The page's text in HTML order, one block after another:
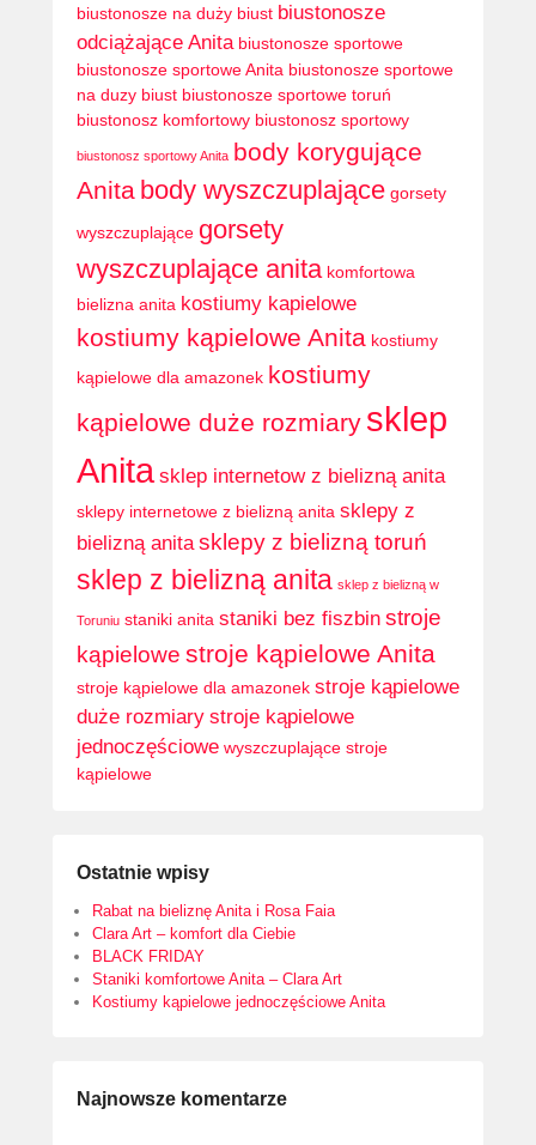
biustonosze na duży biust biustonosze
odciążające Anita biustonosze sportowe
biustonosze sportowe Anita biustonosze sportowe
na duzy biust biustonosze sportowe toruń
biustonosz komfortowy biustonosz sportowy
biustonosz sportowy Anita body korygujące
Anita body wyszczuplające gorsety
wyszczuplające gorsety
wyszczuplające anita komfortowa
bielizna anita kostiumy kapielowe
kostiumy kąpielowe Anita kostiumy
kąpielowe dla amazonek kostiumy
kąpielowe duże rozmiary sklep
Anita sklep internetow z bielizną anita
sklepy internetowe z bielizną anita sklepy z
bielizną anita sklepy z bielizną toruń
sklep z bielizną anita sklep z bielizną w
Toruniu staniki anita staniki bez fiszbin stroje
kąpielowe stroje kąpielowe Anita
stroje kąpielowe dla amazonek stroje kąpielowe
duże rozmiary stroje kąpielowe
jednoczęściowe wyszczuplające stroje
kąpielowe
Ostatnie wpisy
Rabat na bieliznę Anita i Rosa Faia
Clara Art – komfort dla Ciebie
BLACK FRIDAY
Staniki komfortowe Anita – Clara Art
Kostiumy kąpielowe jednoczęściowe Anita
Najnowsze komentarze